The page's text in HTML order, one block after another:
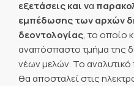
εξετάσεις και να
εμπέδωσης των αρχών
δεοντολογίας, το οποίο
αναπόσπαστο τμήμα της
νέων μελών. Το
θα αποσταλεί στις